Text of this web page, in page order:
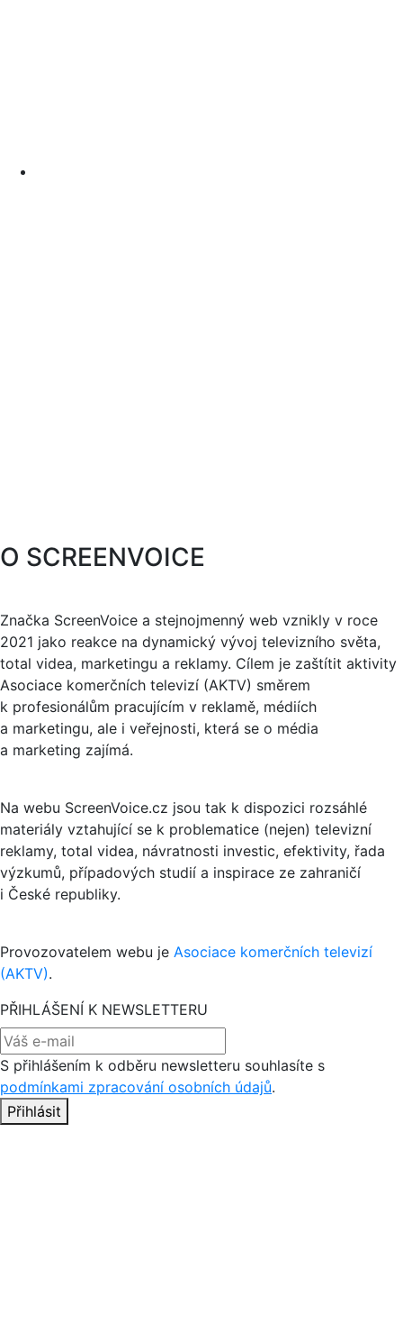
O SCREENVOICE
Značka ScreenVoice a stejnojmenný web vznikly v roce
2021 jako reakce na dynamický vývoj televizního světa,
total videa, marketingu a reklamy. Cílem je zaštítit aktivity
Asociace komerčních televizí (AKTV) směrem
k profesionálům pracujícím v reklamě, médiích
a marketingu, ale i veřejnosti, která se o média
a marketing zajímá.
Na webu ScreenVoice.cz jsou tak k dispozici rozsáhlé
materiály vztahující se k problematice (nejen) televizní
reklamy, total videa, návratnosti investic, efektivity, řada
výzkumů, případových studií a inspirace ze zahraničí
i České republiky.
Provozovatelem webu je Asociace komerčních televizí
(AKTV).
PŘIHLÁŠENÍ K NEWSLETTERU
S přihlášením k odběru newsletteru souhlasíte s
podmínkami zpracování osobních údajů.
Přihlásit